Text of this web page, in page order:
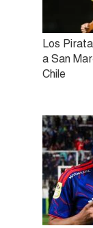
Los
a San
Chile